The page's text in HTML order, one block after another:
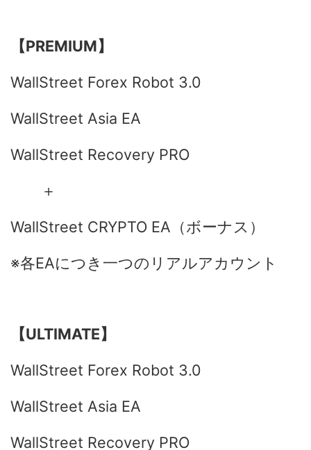
【PREMIUM】
WallStreet Forex Robot 3.0
WallStreet Asia EA
WallStreet Recovery PRO
＋
WallStreet CRYPTO EA（ボーナス）
※各EAにつき一つのリアルアカウント
【ULTIMATE】
WallStreet Forex Robot 3.0
WallStreet Asia EA
WallStreet Recovery PRO